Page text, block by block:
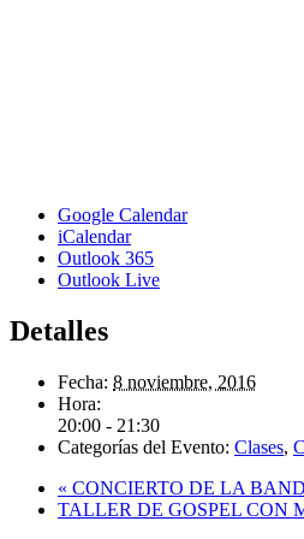
Google Calendar
iCalendar
Outlook 365
Outlook Live
Detalles
Fecha: 8 noviembre, 2016
Hora:
20:00 - 21:30
Categorías del Evento: Clases,
« CONCIERTO DE LA
TALLER DE GOSPEL CON